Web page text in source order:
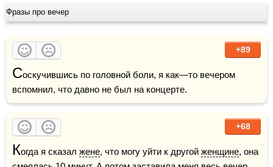
Фразы про вечер
+89
Соскучившись по головной боли, я как—то вечером
вспомнил, что давно не был на концерте.
+68
Когда я сказал жене, что могу уйти к другой женщине, она